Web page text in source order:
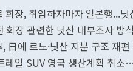
회장, 취임하자마자 일본행...
회장 관련한 닛산 내부조사 방
日에 르노·닛산 지분 구조 재
레일 SUV 영국 생산계획 취소